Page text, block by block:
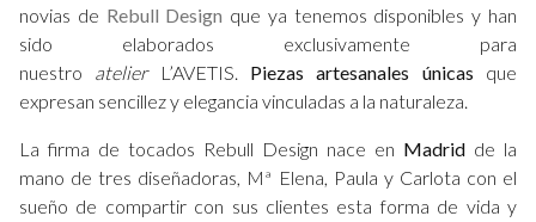
novias de Rebull Design que ya tenemos disponibles y han
sido elaborados exclusivamente para
nuestro atelierL’AVETIS. Piezas artesanales únicas que
expresan sencillez y elegancia vinculadas a la naturaleza.
La firma de tocados Rebull Design nace en Madrid de la
mano de tres diseñadoras, Mª Elena, Paula y Carlota con el
sueño de compartir con sus clientes esta forma de vida y